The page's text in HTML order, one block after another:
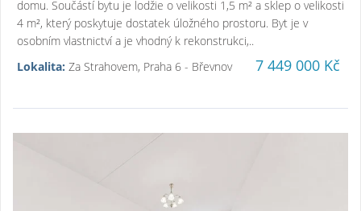
domu. Součástí bytu je lodžie o velikosti 1,5 m² a sklep o velikosti
4 m², který poskytuje dostatek úložného prostoru. Byt je v
osobním vlastnictví a je vhodný k rekonstrukci,..
Lokalita: Za Strahovem, Praha 6 - Břevnov 7 449 000 Kč